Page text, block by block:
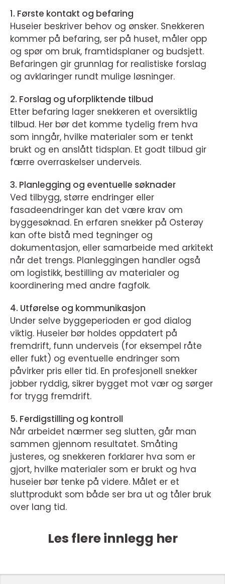
1. Første kontakt og befaring
Huseier beskriver behov og ønsker. Snekkeren
kommer på befaring, ser på huset, måler opp
og spør om bruk, framtidsplaner og budsjett.
Befaringen gir grunnlag for realistiske forslag
og avklaringer rundt mulige løsninger.
2. Forslag og uforpliktende tilbud
Etter befaring lager snekkeren et oversiktlig
tilbud. Her bør det komme tydelig frem hva
som inngår, hvilke materialer som er tenkt
brukt og en anslått tidsplan. Et godt tilbud gir
færre overraskelser underveis.
3. Planlegging og eventuelle søknader
Ved tilbygg, større endringer eller
fasadeendringer kan det være krav om
byggesøknad. En erfaren snekker på Osterøy
kan ofte bistå med tegninger og
dokumentasjon, eller samarbeide med arkitekt
når det trengs. Planleggingen handler også
om logistikk, bestilling av materialer og
koordinering med andre fagfolk.
4. Utførelse og kommunikasjon
Under selve byggeperioden er god dialog
viktig. Huseier bør holdes oppdatert på
fremdrift, funn underveis (for eksempel råte
eller fukt) og eventuelle endringer som
påvirker pris eller tid. En profesjonell snekker
jobber ryddig, sikrer bygget mot vær og sørger
for trygg fremdrift.
5. Ferdigstilling og kontroll
Når arbeidet nærmer seg slutten, går man
sammen gjennom resultatet. Småting
justeres, og snekkeren forklarer hva som er
gjort, hvilke materialer som er brukt og hva
huseier bør tenke på videre. Målet er et
sluttprodukt som både ser bra ut og tåler bruk
over lang tid.
Les flere innlegg her